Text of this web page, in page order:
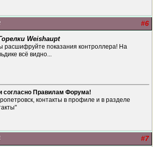
#6
Weishaupt
расшифруйте показания контроллера! На
всё видно...
согласно Правилам Форума!
контакты в профиле и в разделе
#7